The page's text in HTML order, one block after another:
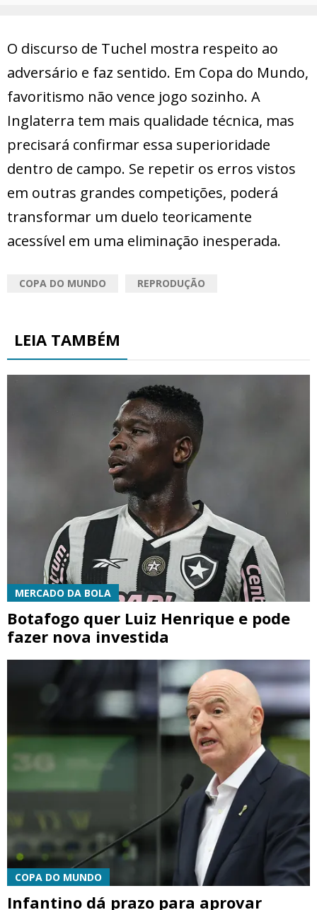
O discurso de Tuchel mostra respeito ao
adversário e faz sentido. Em Copa do Mundo,
favoritismo não vence jogo sozinho. A
Inglaterra tem mais qualidade técnica, mas
precisará confirmar essa superioridade
dentro de campo. Se repetir os erros vistos
em outras grandes competições, poderá
transformar um duelo teoricamente
acessível em uma eliminação inesperada.
COPA DO MUNDO REPRODUÇÃO
LEIA TAMBÉM
MERCADO DA BOLA
Botafogo quer Luiz Henrique e pode
fazer nova investida
COPA DO MUNDO
Infantino dá prazo para aprovar